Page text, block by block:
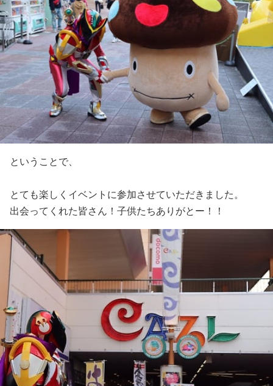
ということで、
とても楽しくイベントに参加させていただきました。
出会ってくれた皆さん！子供たちありがとー！！